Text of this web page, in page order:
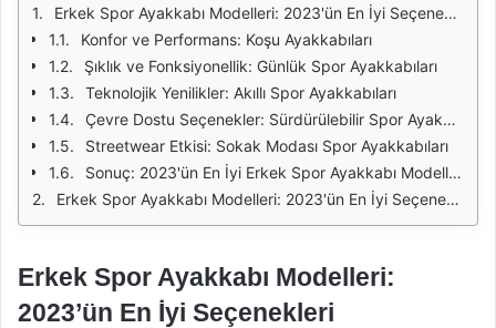
Erkek Spor Ayakkabı Modelleri: 2023'ün En İyi Seçenekleri
Konfor ve Performans: Koşu Ayakkabıları
Şıklık ve Fonksiyonellik: Günlük Spor Ayakkabıları
Teknolojik Yenilikler: Akıllı Spor Ayakkabıları
Çevre Dostu Seçenekler: Sürdürülebilir Spor Ayakkabıları
Streetwear Etkisi: Sokak Modası Spor Ayakkabıları
Sonuç: 2023'ün En İyi Erkek Spor Ayakkabı Modelleri
Erkek Spor Ayakkabı Modelleri: 2023'ün En İyi Seçenekleri
Erkek Spor Ayakkabı Modelleri:
2023’ün En İyi Seçenekleri